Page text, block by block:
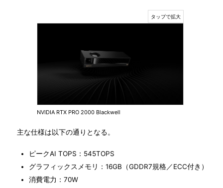
NVIDIA RTX PRO 2000 Blackwell
主な仕様は以下の通りとなる。
ピークAI TOPS：545TOPS
グラフィックスメモリ：16GB（GDDR7規格／ECC付き）
消費電力：70W